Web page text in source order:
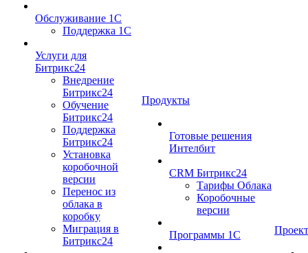
Обслуживание 1С
Поддержка 1С
Услуги для
Битрикс24
Внедрение
Битрикс24
Обучение
Битрикс24
Поддержка
Битрикс24
Установка
коробочной
версии
Перенос из
облака в
коробку
Миграция в
Битрикс24
Продукты
Готовые решения
Интелбит
CRM Битрикс24
Тарифы Облака
Коробочные
версии
Программы 1С